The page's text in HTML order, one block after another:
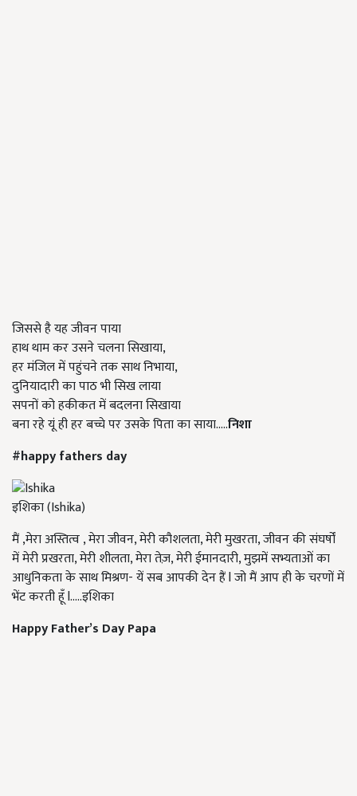
जिससे है यह जीवन पाया
हाथ थाम कर उसने चलना सिखाया,
हर मंजिल में पहुंचने तक साथ निभाया,
दुनियादारी का पाठ भी सिख लाया
सपनों को हकीकत में बदलना सिखाया
बना रहे यूं ही हर बच्चे पर उसके पिता का साया.....निशा
#happy fathers day
इशिका (Ishika)
मैं ,मेरा अस्तित्व , मेरा जीवन, मेरी कौशलता, मेरी मुखरता, जीवन की संघर्षों
में मेरी प्रखरता, मेरी शीलता, मेरा तेज़, मेरी ईमानदारी, मुझमें सभ्यताओं का
आधुनिकता के साथ मिश्रण- यें सब आपकी देन हैं l जो मैं आप ही के चरणों में
भेंट करती हूँ l.....इशिका
Happy Father’s Day Papa